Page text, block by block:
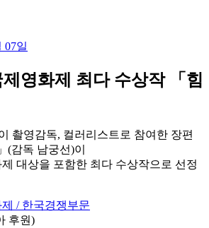
07일
영화제 최다 수상작 「힘
촬영감독, 컬러리스트로 참여한 장편
(감독 남궁선)이
대상을 포함한 최다 수상작으로 선정
/ 한국경쟁부문
후원)